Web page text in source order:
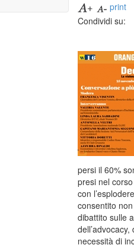
print
Condividi su:
persi il 60%
presi nel
con
consentito
dibattito sulle
necessità di